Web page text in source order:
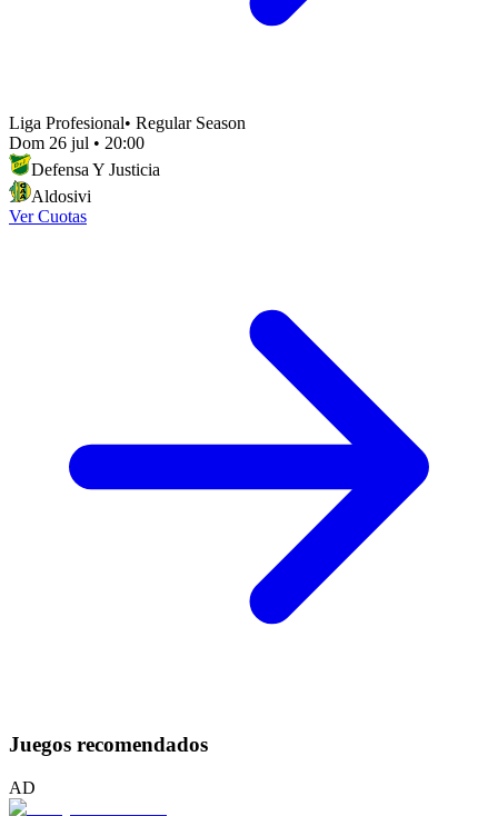
Liga Profesional• Regular Season
Dom 26 jul • 20:00
Defensa Y Justicia
Aldosivi
Ver Cuotas
Juegos recomendados
AD